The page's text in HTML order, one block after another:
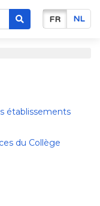
FR NL
établissements
du Collège